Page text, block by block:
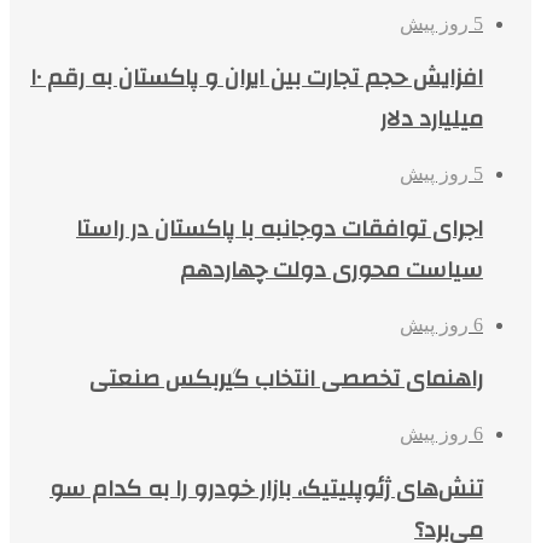
5 روز پیش
افزایش حجم تجارت بین ایران و پاکستان به رقم ۱۰
میلیارد دلار
5 روز پیش
اجرای توافقات دوجانبه با پاکستان در راستا
سیاست محوری دولت چهاردهم
6 روز پیش
راهنمای تخصصی انتخاب گیربکس صنعتی
6 روز پیش
تنش‌های ژئوپلیتیک، بازار خودرو را به کدام سو
می‌برد؟